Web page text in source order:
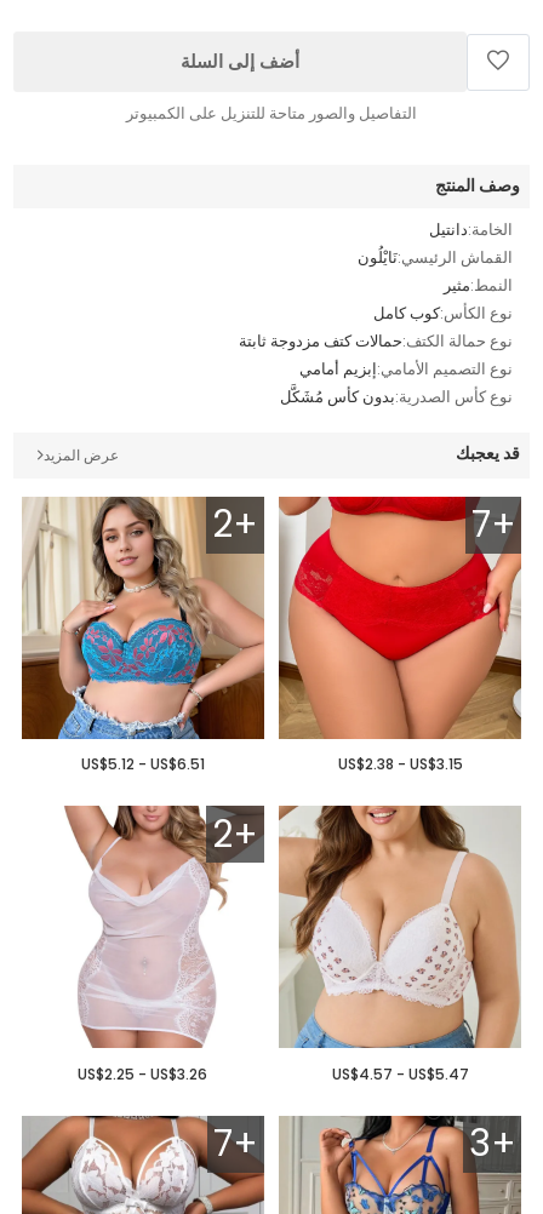
أضف إلى السلة
التفاصيل والصور متاحة للتنزيل على الكمبيوتر
وصف المنتج
الخامة:دانتيل
القماش الرئيسي:نَايْلُون
النمط:مثير
نوع الكأس:كوب كامل
نوع حمالة الكتف:حمالات كتف مزدوجة ثابتة
نوع التصميم الأمامي:إبزيم أمامي
نوع كأس الصدرية:بدون كأس مُشَكَّل
قد يعجبك عرض المزيد
7+
US$2.38 - US$3.15
2+
US$5.12 - US$6.51
US$4.57 - US$5.47
2+
US$2.25 - US$3.26
3+
7+